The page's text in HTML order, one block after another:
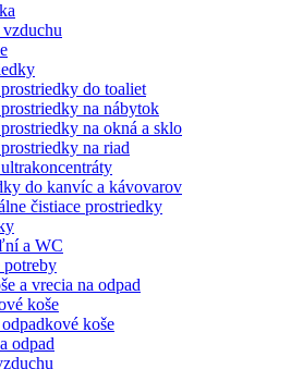
do toaliet
na nábytok
na okná a sklo
na riad
do kanvíc a kávovarov
čistiace prostriedky
a WC
potreby
a vrecia na odpad
koše
koše
odpad